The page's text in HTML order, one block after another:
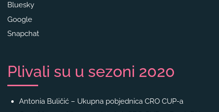
Bluesky
Google
Snapchat
Plivali su u sezoni 2020
Antonia Buličić – Ukupna pobjednica CRO CUP-a